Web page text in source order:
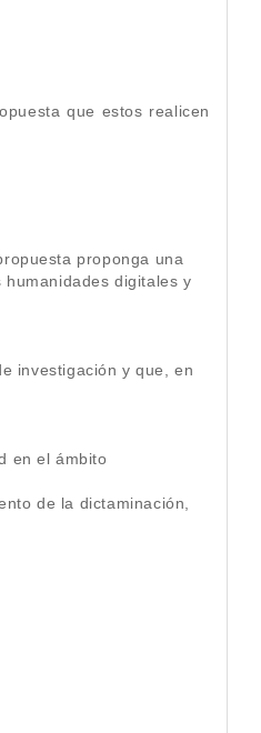
que estos realicen
proponga una
digitales y
investigación y que, en
en el ámbito
de la dictaminación,